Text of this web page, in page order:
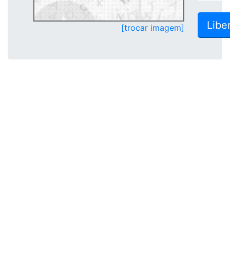
[trocar imagem]